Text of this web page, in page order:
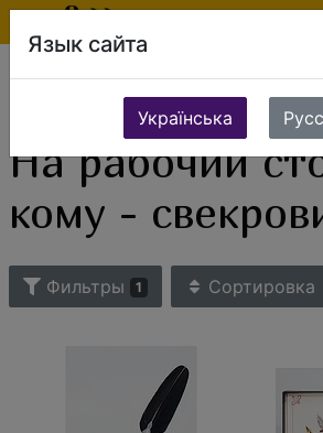
Ювелирные изделия
Сувениры и подарки
На рабочий стол , кому - свекрови/тёще
На рабочий
кому -
Фильтры 1 Сортировка
Язык сайта
Українська